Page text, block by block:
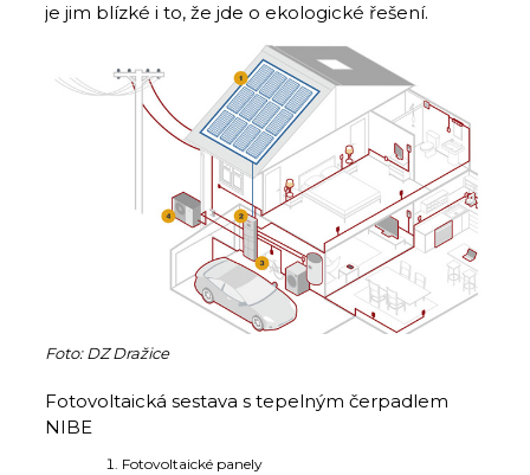
je jim blízké i to, že jde o ekologické řešení.
Foto: DZ Dražice
Fotovoltaická sestava s tepelným čerpadlem
NIBE
Fotovoltaické panely